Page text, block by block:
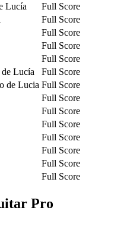
Lucía
Full Score
Full Score
Full Score
Full Score
Full Score
Lucía
Full Score
de Lucia Full Score
Full Score
Full Score
Full Score
Full Score
Full Score
Full Score
Full Score
Pro